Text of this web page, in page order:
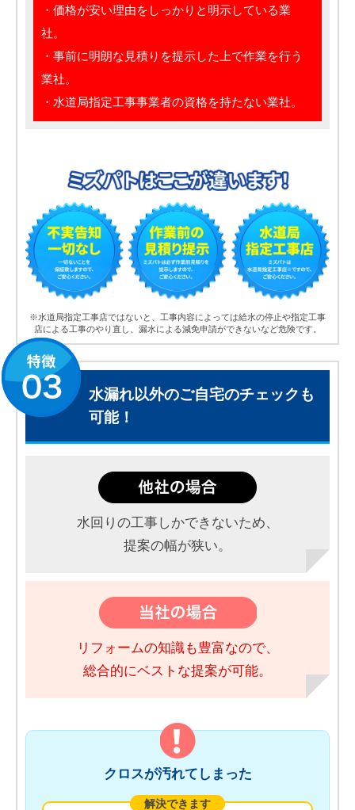
・価格が安い理由をしっかりと明示している業
社。
・事前に明朗な見積りを提示した上で作業を行う
業社。
・水道局指定工事事業者の資格を持たない業社。
※水道局指定工事店ではないと、工事内容によっては給水の停止や指定工事
店による工事のやり直し、漏水による減免申請ができないなど危険です。
水漏れ以外のご自宅のチェックも
可能！
水回りの工事しかできないため、
提案の幅が狭い。
リフォームの知識も豊富なので、
総合的にベストな提案が可能。
クロスが汚れてしまった
解決できます